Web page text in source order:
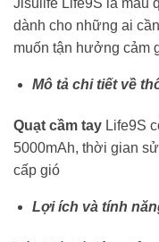
Jisulife Life9S là mẫu
dành cho những ai
muốn tận hưởng cảm
Mô tả chi tiết về
Quạt cầm tay Life9S
5000mAh, thời gian
cấp gió
Lợi ích và tính